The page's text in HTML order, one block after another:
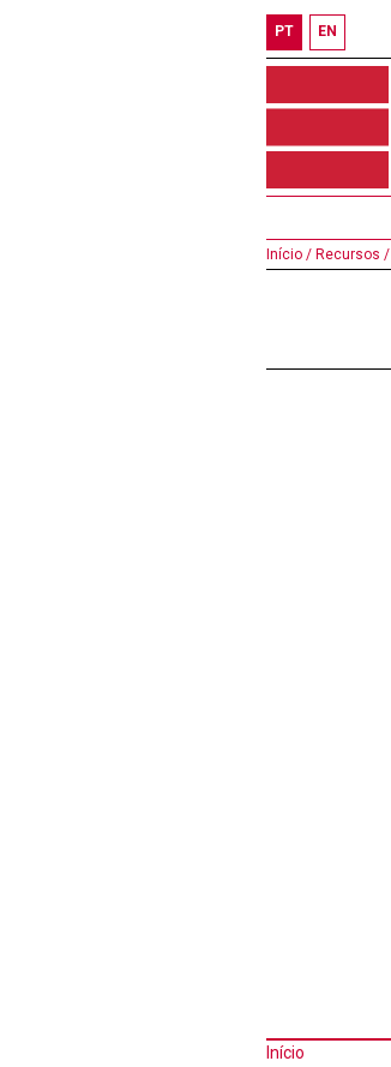
PT EN
Início / Recursos /
Início